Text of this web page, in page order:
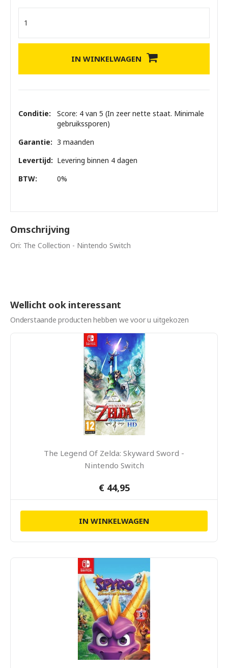
IN WINKELWAGEN
Conditie:
Score: 4 van 5 (In zeer nette staat. Minimale
gebruikssporen)
Garantie: 3 maanden
Levertijd: Levering binnen 4 dagen
BTW:
0%
Omschrijving
Ori: The Collection - Nintendo Switch
Wellicht ook interessant
Onderstaande producten hebben we voor u uitgekozen
The Legend Of Zelda: Skyward Sword -
Nintendo Switch
€ 44,95
IN WINKELWAGEN